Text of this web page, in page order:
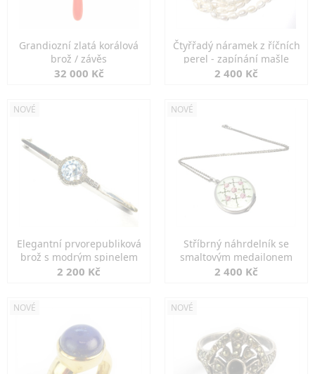
Grandiozní zlatá korálová
brož / závěs
32 000 Kč
Čtyřřadý náramek z říčních
perel - zapínání mašle
2 400 Kč
NOVÉ
Elegantní prvorepubliková
brož s modrým spinelem
2 200 Kč
NOVÉ
Stříbrný náhrdelník se
smaltovým medailonem
2 400 Kč
NOVÉ NOVÉ